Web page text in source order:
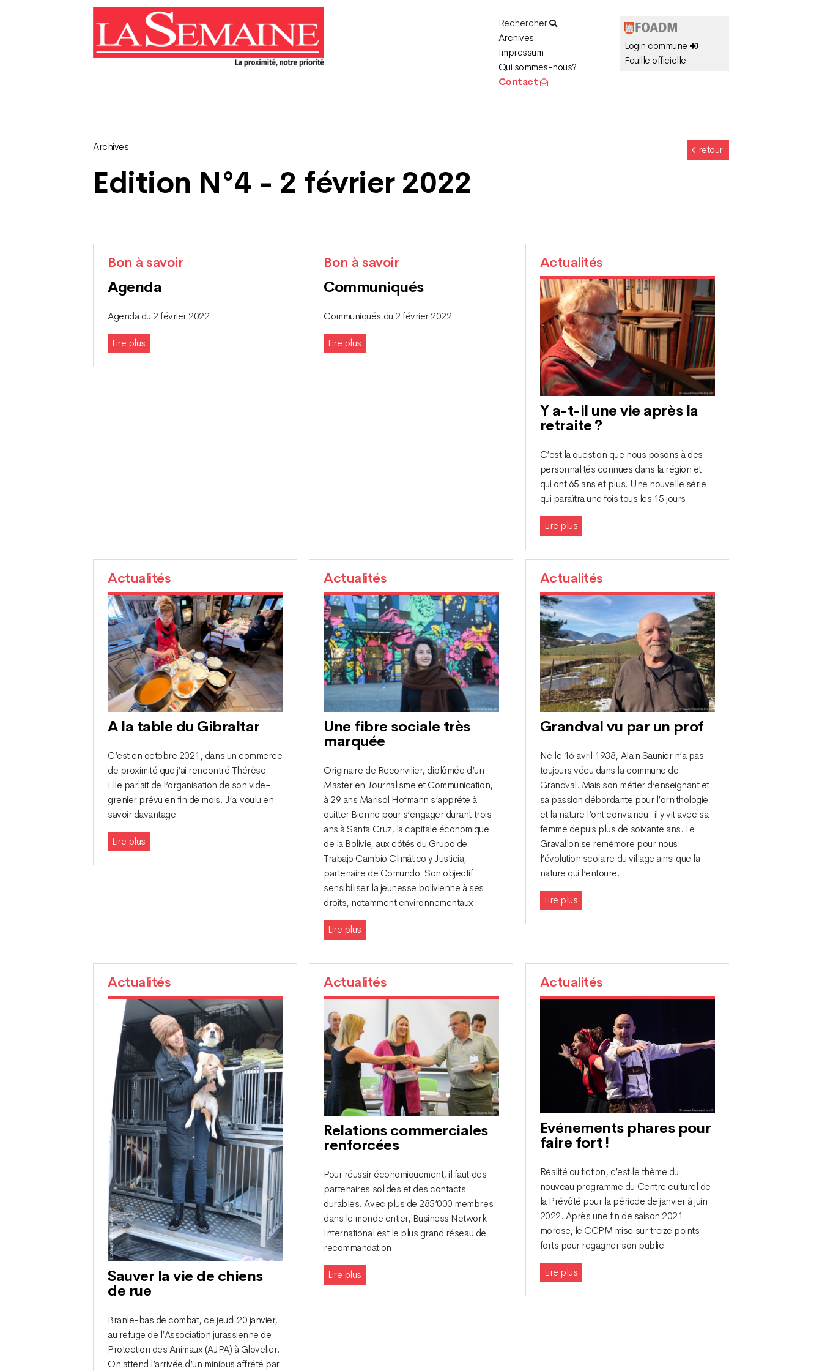
Rechercher
Archives
Impressum
Qui sommes-nous?
Contact
Login commune
Feuille officielle
Archives
Edition N°4 - 2 février 2022
retour
Bon à savoir
Agenda
Agenda du 2 février 2022
Lire plus
Bon à savoir
Communiqués
Communiqués du 2 février 2022
Lire plus
Actualités
Y a-t-il une vie après la
retraite ?
C’est la question que nous posons à des
personnalités connues dans la région et
qui ont 65 ans et plus. Une nouvelle série
qui paraîtra une fois tous les 15 jours.
Lire plus
Actualités
A la table du Gibraltar
C’est en octobre 2021, dans un commerce
de proximité que j’ai rencontré Thérèse.
Elle parlait de l’organisation de son vide-
grenier prévu en fin de mois. J’ai voulu en
savoir davantage.
Lire plus
Actualités
Une fibre sociale très
marquée
Originaire de Reconvilier, diplômée d’un
Master en Journalisme et Communication,
à 29 ans Marisol Hofmann s’apprête à
quitter Bienne pour s’engager durant trois
ans à Santa Cruz, la capitale économique
de la Bolivie, aux côtés du Grupo de
Trabajo Cambio Climático y Justicia,
partenaire de Comundo. Son objectif :
sensibiliser la jeunesse bolivienne à ses
droits, notamment environnementaux.
Lire plus
Actualités
Grandval vu par un prof
Né le 16 avril 1938, Alain Saunier n’a pas
toujours vécu dans la commune de
Grandval. Mais son métier d’enseignant et
sa passion débordante pour l’ornithologie
et la nature l’ont convaincu : il y vit avec sa
femme depuis plus de soixante ans. Le
Gravallon se remémore pour nous
l’évolution scolaire du village ainsi que la
nature qui l’entoure.
Lire plus
Actualités
Sauver la vie de chiens
de rue
Branle-bas de combat, ce jeudi 20 janvier,
au refuge de l’Association jurassienne de
Protection des Animaux (AJPA) à Glovelier.
On attend l’arrivée d’un minibus affrété par
Actualités
Relations commerciales
renforcées
Pour réussir économiquement, il faut des
partenaires solides et des contacts
durables. Avec plus de 285’000 membres
dans le monde entier, Business Network
International est le plus grand réseau de
recommandation.
Lire plus
Actualités
Evénements phares pour
faire fort !
Réalité ou fiction, c’est le thème du
nouveau programme du Centre culturel de
la Prévôté pour la période de janvier à juin
2022. Après une fin de saison 2021
morose, le CCPM mise sur treize points
forts pour regagner son public.
Lire plus